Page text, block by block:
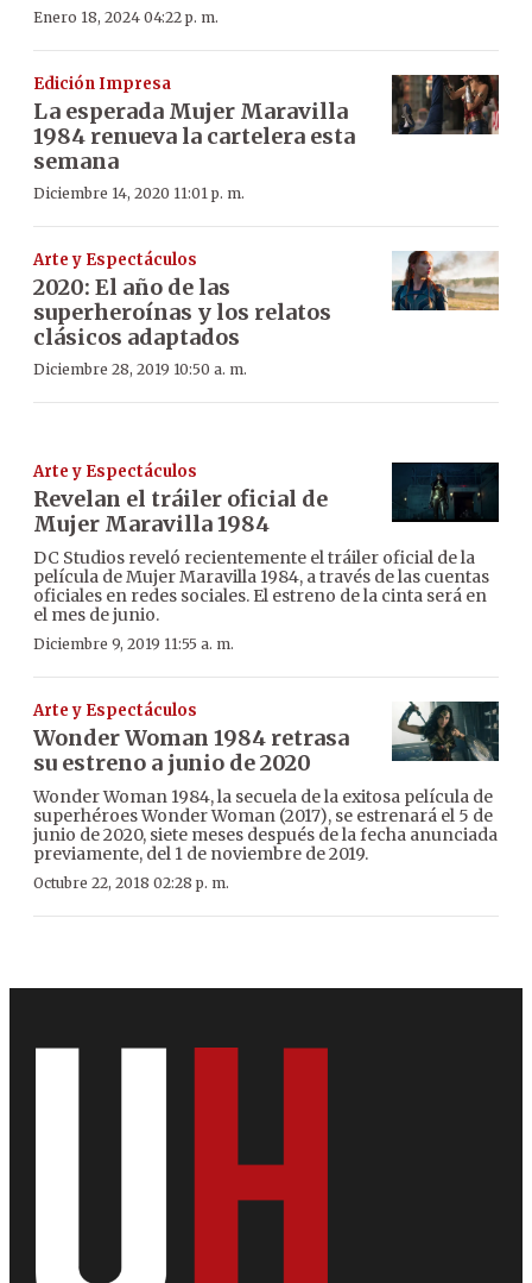
Enero 18, 2024 04:22 p. m.
Edición Impresa
La esperada Mujer Maravilla
1984 renueva la cartelera esta
semana
Diciembre 14, 2020 11:01 p. m.
Arte y Espectáculos
2020: El año de las
superheroínas y los relatos
clásicos adaptados
Diciembre 28, 2019 10:50 a. m.
Arte y Espectáculos
Revelan el tráiler oficial de
Mujer Maravilla 1984
DC Studios reveló recientemente el tráiler oficial de la
película de Mujer Maravilla 1984, a través de las cuentas
oficiales en redes sociales. El estreno de la cinta será en
el mes de junio.
Diciembre 9, 2019 11:55 a. m.
Arte y Espectáculos
Wonder Woman 1984 retrasa
su estreno a junio de 2020
Wonder Woman 1984, la secuela de la exitosa película de
superhéroes Wonder Woman (2017), se estrenará el 5 de
junio de 2020, siete meses después de la fecha anunciada
previamente, del 1 de noviembre de 2019.
Octubre 22, 2018 02:28 p. m.